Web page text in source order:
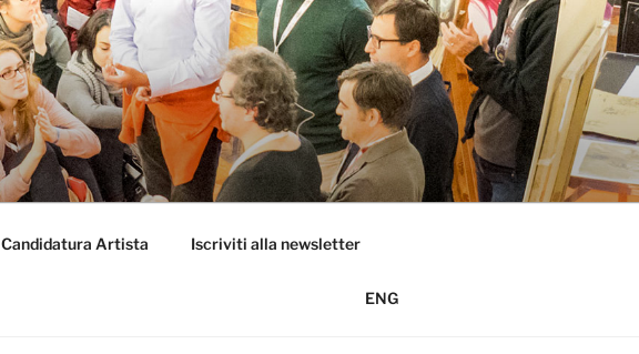
Candidatura Artista Iscriviti alla newsletter
ENG